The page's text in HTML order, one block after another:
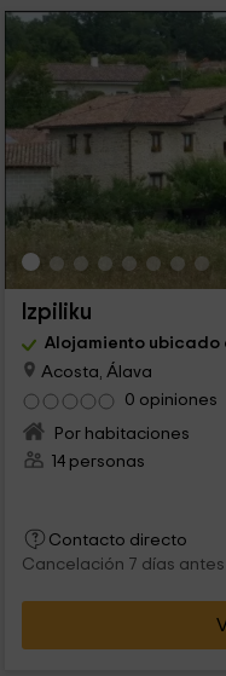
Izpiliku
Alojamiento ubicado
Acosta, Álava
0 opiniones
Por habitaciones
14 personas
Contacto directo
Cancelación 7 días antes